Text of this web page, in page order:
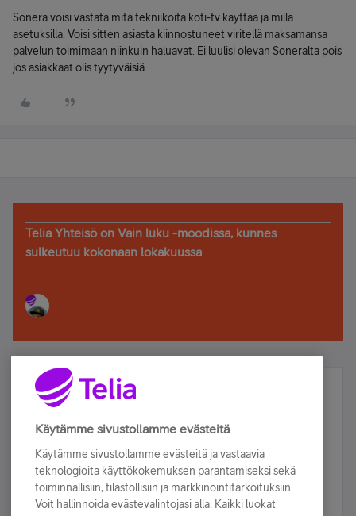
Sonera voisi vastata mitä tekniikoita koti-tv käyttää ja millä
asetuksilla. Voisi sitten asiasta kiinnostuneet viritellä maksamansa
palvelun toimimaan niinkuin haluavat. Ei luulisi olevan Soneralta pois
jos asiakkaat olis tyytyväisiä.
Telia Yhteisö on Vain luku -moodissa, kunnes
sulkeutuu kokonaan lokakuussa
Älä jää paitsi – osallistu ja voita!
Tilaa Telian uutiskirje ja olet mukana arvonnassa.
sähköpostiisi.
Tilaa nyt
Käytämme sivustollamme evästeitä
Käytämme sivustollamme evästeitä ja vastaavia
teknologioita käyttökokemuksen parantamiseksi sekä
toiminnallisiin, tilastollisiin ja markkinointitarkoituksiin.
Voit hallinnoida evästevalintojasi alla. Kaikki luokat